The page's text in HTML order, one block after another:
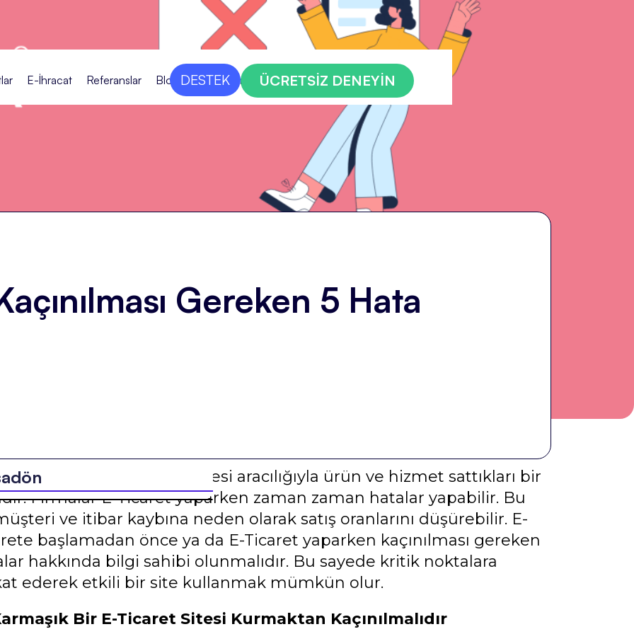
E-İhracat Referanslar Blog Bize Ulaşın
DESTEK ÜCRETSİZ DENEYİN
Gereken 5 Hata
firmaların internet sitesi aracılığıyla ürün ve hizmet sattıkları bir
Firmalar E-Ticaret yaparken zaman zaman hatalar yapabilir. Bu
ve itibar kaybına neden olarak satış oranlarını düşürebilir. E-
başlamadan önce ya da E-Ticaret yaparken kaçınılması gereken
hakkında bilgi sahibi olunmalıdır. Bu sayede kritik noktalara
ederek etkili bir site kullanmak mümkün olur.
Bir E-Ticaret Sitesi Kurmaktan Kaçınılmalıdır